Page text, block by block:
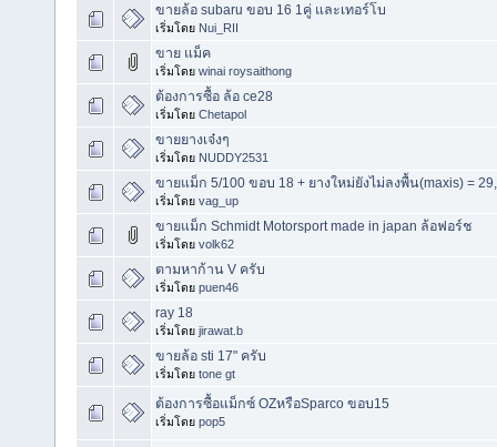
ขายล้อ subaru ขอบ 16 1คู่ และเทอร์โบ
เริ่มโดย Nui_RII
ขาย แม็ค
เริ่มโดย winai roysaithong
ต้องการซื้อ ล้อ ce28
เริ่มโดย Chetapol
ขายยางเจ๋งๆ
เริ่มโดย NUDDY2531
ขายแม็ก 5/100 ขอบ 18 + ยางใหม่ยังไม่ลงพื้น(maxis) =
เริ่มโดย vag_up
ขายแม็ก Schmidt Motorsport made in japan ล้อฟอร์ช
เริ่มโดย volk62
ตามหาก้าน V ครับ
เริ่มโดย puen46
ray 18
เริ่มโดย jirawat.b
ขายล้อ sti 17" ครับ
เริ่มโดย tone gt
ต้องการซื้อแม็กซ์ OZหรือSparco ขอบ15
เริ่มโดย pop5